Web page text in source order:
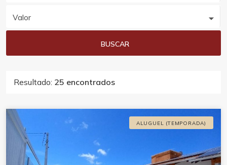
Valor
BUSCAR
Resultado: 25 encontrados
ALUGUEL (TEMPORADA)